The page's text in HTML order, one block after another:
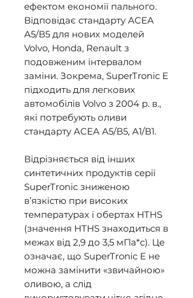
ефектом економії пального.
Відповідає стандарту АСЕА
А5/В5 для нових моделей
Volvo, Honda, Renault з
подовженим інтервалом
заміни. Зокрема, SuperTronic E
підходить для легкових
автомобілів Volvo з 2004 р. в.,
які потребують оливи
стандарту АСЕА А5/В5, А1/В1.
Відрізняється від інших
синтетичних продуктів серії
SuperTronic зниженою
в’язкістю при високих
температурах і обертах HTHS
(значення HTHS знаходиться в
межах від 2,9 до 3,5 мПа*с). Це
означає, що SuperTronic E не
можна замінити «звичайною»
оливою, а слід